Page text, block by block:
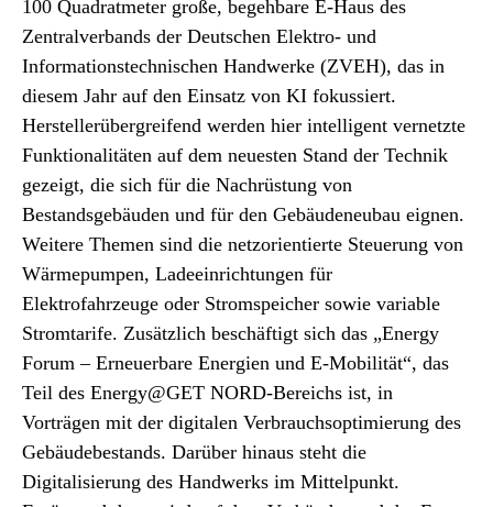
100 Quadratmeter große, begehbare E-Haus des
Zentralverbands der Deutschen Elektro- und
Informationstechnischen Handwerke (ZVEH), das in
diesem Jahr auf den Einsatz von KI fokussiert.
Herstellerübergreifend werden hier intelligent vernetzte
Funktionalitäten auf dem neuesten Stand der Technik
gezeigt, die sich für die Nachrüstung von
Bestandsgebäuden und für den Gebäudeneubau eignen.
Weitere Themen sind die netzorientierte Steuerung von
Wärmepumpen, Ladeeinrichtungen für
Elektrofahrzeuge oder Stromspeicher sowie variable
Stromtarife. Zusätzlich beschäftigt sich das „Energy
Forum – Erneuerbare Energien und E-Mobilität“, das
Teil des Energy@GET NORD-Bereichs ist, in
Vorträgen mit der digitalen Verbrauchsoptimierung des
Gebäudebestands. Darüber hinaus steht die
Digitalisierung des Handwerks im Mittelpunkt.